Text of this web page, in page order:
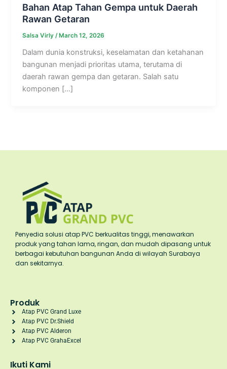
Bahan Atap Tahan Gempa untuk Daerah
Rawan Getaran
Salsa Virly/March 12, 2026
Dalam dunia konstruksi, keselamatan dan ketahanan
bangunan menjadi prioritas utama, terutama di
daerah rawan gempa dan getaran. Salah satu
komponen […]
Penyedia solusi atap PVC berkualitas tinggi, menawarkan
produk yang tahan lama, ringan, dan mudah dipasang untuk
berbagai kebutuhan bangunan Anda di wilayah Surabaya
dan sekitarnya.
Produk
Atap PVC Grand Luxe
Atap PVC Dr.Shield
Atap PVC Alderon
Atap PVC GrahaExcel
Ikuti Kami